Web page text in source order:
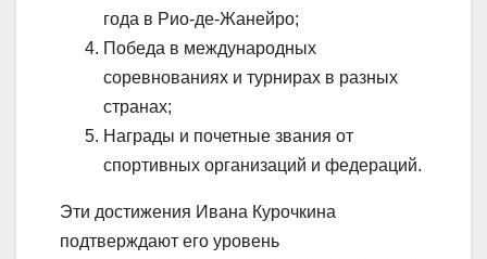
года в Рио-де-Жанейро;
Победа в международных
соревнованиях и турнирах в разных
странах;
Награды и почетные звания от
спортивных организаций и федераций.
Эти достижения Ивана Курочкина
подтверждают его уровень